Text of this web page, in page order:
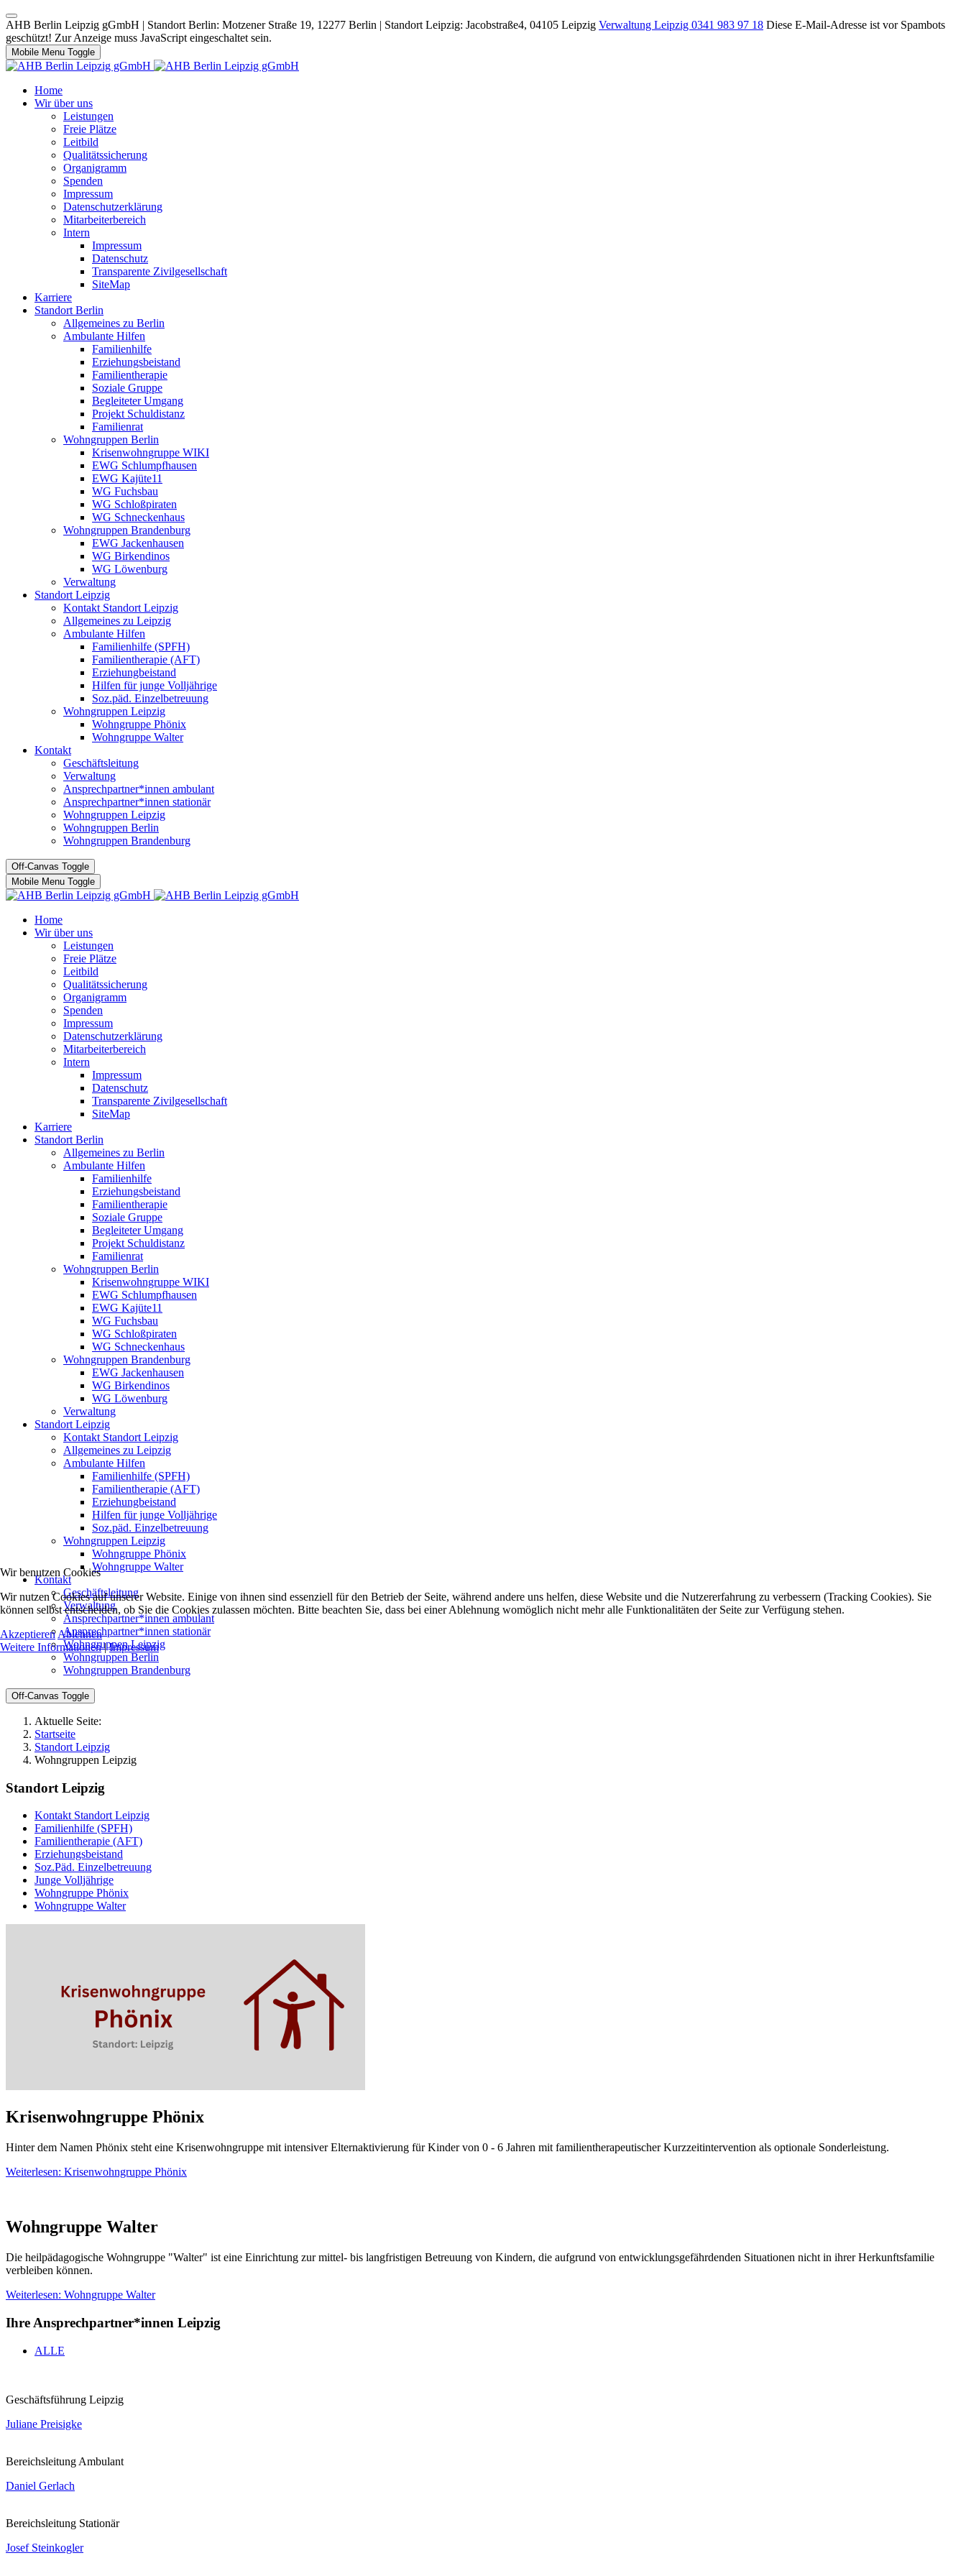
AHB Berlin Leipzig gGmbH | Standort Berlin: Motzener Straße 19, 12277 Berlin | Standort Leipzig: Jacobstraße4, 04105 Leipzig Verwaltung Leipzig 0341 983 97 18 Diese E-Mail-Adresse ist vor Spambots
geschützt! Zur Anzeige muss JavaScript eingeschaltet sein.
Mobile Menu Toggle
Home
Wir über uns
Leistungen
Freie Plätze
Leitbild
Qualitätssicherung
Organigramm
Spenden
Impressum
Datenschutzerklärung
Mitarbeiterbereich
Intern
Impressum
Datenschutz
Transparente Zivilgesellschaft
SiteMap
Karriere
Standort Berlin
Allgemeines zu Berlin
Ambulante Hilfen
Familienhilfe
Erziehungsbeistand
Familientherapie
Soziale Gruppe
Begleiteter Umgang
Projekt Schuldistanz
Familienrat
Wohngruppen Berlin
Krisenwohngruppe WIKI
EWG Schlumpfhausen
EWG Kajüte11
WG Fuchsbau
WG Schloßpiraten
WG Schneckenhaus
Wohngruppen Brandenburg
EWG Jackenhausen
WG Birkendinos
WG Löwenburg
Verwaltung
Standort Leipzig
Kontakt Standort Leipzig
Allgemeines zu Leipzig
Ambulante Hilfen
Familienhilfe (SPFH)
Familientherapie (AFT)
Erziehungbeistand
Hilfen für junge Volljährige
Soz.päd. Einzelbetreuung
Wohngruppen Leipzig
Wohngruppe Phönix
Wohngruppe Walter
Kontakt
Geschäftsleitung
Verwaltung
Ansprechpartner*innen ambulant
Ansprechpartner*innen stationär
Wohngruppen Leipzig
Wohngruppen Berlin
Wohngruppen Brandenburg
Off-Canvas Toggle
Mobile Menu Toggle
Home
Wir über uns
Leistungen
Freie Plätze
Leitbild
Qualitätssicherung
Organigramm
Spenden
Impressum
Datenschutzerklärung
Mitarbeiterbereich
Intern
Impressum
Datenschutz
Transparente Zivilgesellschaft
SiteMap
Karriere
Standort Berlin
Allgemeines zu Berlin
Ambulante Hilfen
Familienhilfe
Erziehungsbeistand
Familientherapie
Soziale Gruppe
Begleiteter Umgang
Projekt Schuldistanz
Familienrat
Wohngruppen Berlin
Krisenwohngruppe WIKI
EWG Schlumpfhausen
EWG Kajüte11
WG Fuchsbau
WG Schloßpiraten
WG Schneckenhaus
Wohngruppen Brandenburg
EWG Jackenhausen
WG Birkendinos
WG Löwenburg
Verwaltung
Standort Leipzig
Kontakt Standort Leipzig
Allgemeines zu Leipzig
Ambulante Hilfen
Familienhilfe (SPFH)
Familientherapie (AFT)
Erziehungbeistand
Hilfen für junge Volljährige
Soz.päd. Einzelbetreuung
Wohngruppen Leipzig
Wohngruppe Phönix
Wohngruppe Walter
Kontakt
Geschäftsleitung
Verwaltung
Ansprechpartner*innen ambulant
Ansprechpartner*innen stationär
Wohngruppen Leipzig
Wohngruppen Berlin
Wohngruppen Brandenburg
Off-Canvas Toggle
Aktuelle Seite:
Startseite
Standort Leipzig
Wohngruppen Leipzig
Standort Leipzig
Kontakt Standort Leipzig
Familienhilfe (SPFH)
Familientherapie (AFT)
Erziehungsbeistand
Soz.Päd. Einzelbetreuung
Junge Volljährige
Wohngruppe Phönix
Wohngruppe Walter
Krisenwohngruppe Phönix
Hinter dem Namen Phönix steht eine Krisenwohngruppe mit intensiver Elternaktivierung für Kinder von 0 - 6 Jahren mit familientherapeutischer Kurzzeitintervention als optionale Sonderleistung.
Weiterlesen: Krisenwohngruppe Phönix
Wohngruppe Walter
Die heilpädagogische Wohngruppe "Walter" ist eine Einrichtung zur mittel- bis langfristigen Betreuung von Kindern, die aufgrund von entwicklungsgefährdenden Situationen nicht in ihrer Herkunftsfamilie
verbleiben können.
Weiterlesen: Wohngruppe Walter
Ihre Ansprechpartner*innen Leipzig
ALLE
Geschäftsführung Leipzig
Juliane Preisigke
Bereichsleitung Ambulant
Daniel Gerlach
Bereichsleitung Stationär
Josef Steinkogler
Wir benutzen Cookies
Wir nutzen Cookies auf unserer Website. Einige von ihnen sind essenziell für den Betrieb der Seite, während andere uns helfen, diese Website und die Nutzererfahrung zu verbessern (Tracking Cookies). Sie
können selbst entscheiden, ob Sie die Cookies zulassen möchten. Bitte beachten Sie, dass bei einer Ablehnung womöglich nicht mehr alle Funktionalitäten der Seite zur Verfügung stehen.
Akzeptieren Ablehnen
Weitere Informationen|Impressum